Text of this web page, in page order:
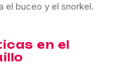
el buceo y el snorkel.
en el